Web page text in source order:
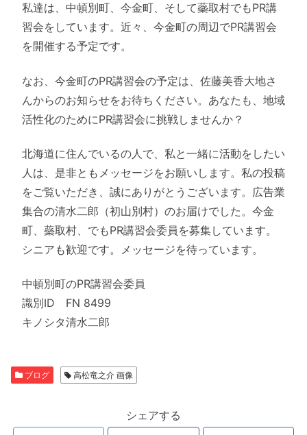
私達は、中頓別町、今金町、そして蘂取村でもPR講
習会をしています。近々、今金町の周辺でPR講習会
を開催する予定です。
なお、今金町のPR講習会の予定は、佐藤美香大地さ
んからのお知らせをお待ちください。あなたも、地域
活性化のためにPR講習会に挑戦しませんか？
北海道に住んでいるの人で、私と一緒に活動をしたい
人は、是非ともメッセージをお願いします。私の投稿
をご覧いただき、誠にありがとうございます。広告業
集合の清水二郎（初山別村）のお届けでした。今金
町、蘂取村、でもPR講習会委員を募集しています。
シニアも歓迎です。メッセージを待っています。
中頓別町のPR講習会委員
識別ID FN 8499
キノシタ清水二郎
ブログ 高松竜之介 画像
シェアする